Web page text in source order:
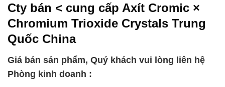
Cty bán < cung cấp Axít Cromic ×
Chromium Trioxide Crystals Trung
Quốc China
Giá bán sản phẩm, Quý khách vui lòng liên hệ
Phòng kinh doanh :